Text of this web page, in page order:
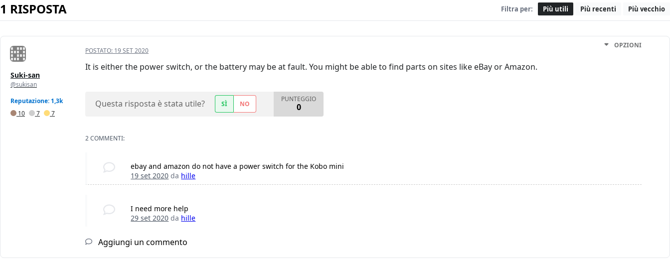
1 RISPOSTA Filtra per: Più utili Più recenti Più vecchio
Suki-san
@sukisan
Reputazione: 1,3k
10
7 7
POSTATO: 19 SET 2020
OPZIONI
It is either the power switch, or the battery may be at fault. You might be able to find parts on sites like eBay or Amazon.
Questa risposta è stata utile? SÌ NO
PUNTEGGIO
0
2 COMMENTI:
ebay and amazon do not have a power switch for the Kobo mini
19 set 2020 da hille
I need more help
29 set 2020 da hille
Aggiungi un commento